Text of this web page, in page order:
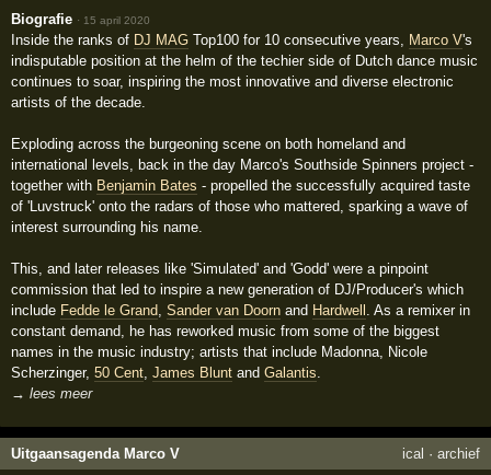
Biografie · 15 april 2020
Inside the ranks of DJ MAG Top100 for 10 consecutive years, Marco V's
indisputable position at the helm of the techier side of Dutch dance music
continues to soar, inspiring the most innovative and diverse electronic
artists of the decade.
Exploding across the burgeoning scene on both homeland and
international levels, back in the day Marco's Southside Spinners project -
together with Benjamin Bates - propelled the successfully acquired taste
of 'Luvstruck' onto the radars of those who mattered, sparking a wave of
interest surrounding his name.
This, and later releases like 'Simulated' and 'Godd' were a pinpoint
commission that led to inspire a new generation of DJ/Producer's which
include Fedde le Grand,Sander van Doorn and Hardwell . As a remixer in
constant demand, he has reworked music from some of the biggest
names in the music industry; artists that include Madonna, Nicole
Scherzinger,50 Cent,James Blunt andGalantis.
→ lees meer
Uitgaansagenda Marco V ical · archief